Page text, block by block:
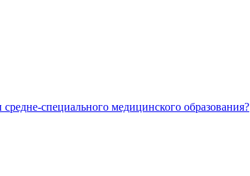
специального медицинского образования?